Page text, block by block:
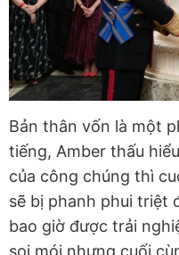
Bản thân vốn là một
tiếng, Amber thấu
của công chúng thì
sẽ bị phanh phui triệt
bao giờ được trải
soi mói nhưng cuối